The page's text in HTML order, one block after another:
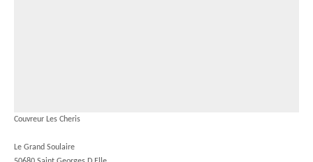
Couvreur Les Cheris
Le Grand Soulaire